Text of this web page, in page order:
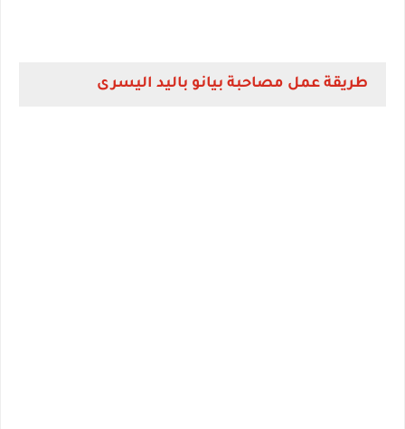
طريقة عمل مصاحبة بيانو باليد اليسرى